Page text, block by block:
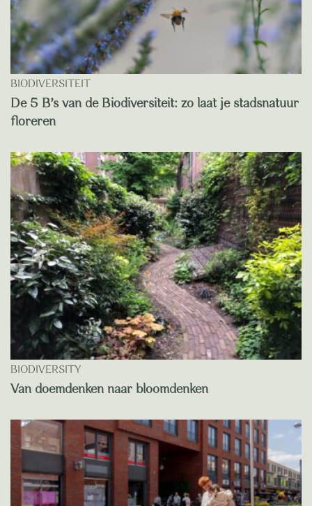
BIODIVERSITEIT
De 5 B’s van de Biodiversiteit: zo laat je stadsnatuur
floreren
BIODIVERSITY
Van doemdenken naar bloomdenken